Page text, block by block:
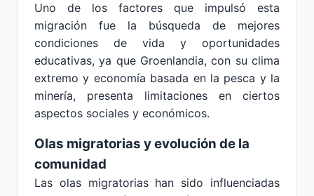
Uno de los factores que impulsó esta
migración fue la búsqueda de mejores
condiciones de vida y oportunidades
educativas, ya que Groenlandia, con su clima
extremo y economía basada en la pesca y la
minería, presenta limitaciones en ciertos
aspectos sociales y económicos.
Olas migratorias y evolución de la
comunidad
Las olas migratorias han sido influenciadas